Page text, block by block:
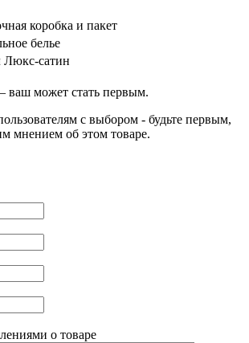
коробка и пакет
белье
Люкс-сатин
может стать первым.
с выбором - будьте первым,
мнением об этом товаре.
о товаре